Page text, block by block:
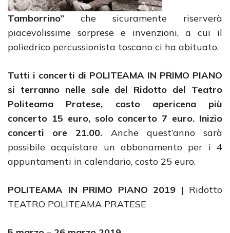
Tamborrino” che sicuramente riserverà
piacevolissime sorprese e invenzioni, a cui il
poliedrico percussionista toscano ci ha abituato.
Tutti i concerti di POLITEAMA IN PRIMO PIANO
si terranno nelle sale del Ridotto del Teatro
Politeama Pratese, costo apericena più
concerto 15 euro, solo concerto 7 euro. Inizio
concerti ore 21.00. Anche quest’anno sarà
possibile acquistare un abbonamento per i 4
appuntamenti in calendario, costo 25 euro.
POLITEAMA IN PRIMO PIANO 2019 | Ridotto
TEATRO POLITEAMA PRATESE